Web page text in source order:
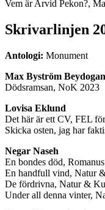
Vem är Arvid Pekon?,
Skrivarlinjen
Antologi: Monument
Max Byström Beydogan
Dödsramsan, NoK 2023
Lovisa Eklund
Det här är ett CV, FEL
Skicka osten, jag har
Negar Naseh
En bondes död,
En handfull vind, Natur
De fördrivna, Natur &
Under all denna vinter,